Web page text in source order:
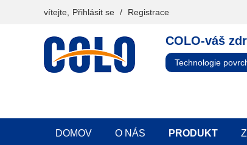
vítejte, Přihlásit se / Registrace
COLO-váš
Technologie
DOMOV O NÁS PRODUKT